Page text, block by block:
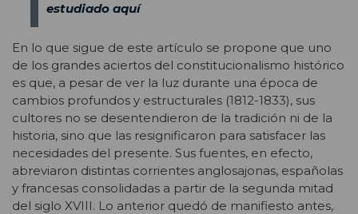
estudiado aquí
En lo que sigue de este artículo se propone que uno
de los grandes aciertos del constitucionalismo histórico
es que, a pesar de ver la luz durante una época de
cambios profundos y estructurales (1812-1833), sus
cultores no se desentendieron de la tradición ni de la
historia, sino que las resignificaron para satisfacer las
necesidades del presente. Sus fuentes, en efecto,
abreviaron distintas corrientes anglosajonas, españolas
y francesas consolidadas a partir de la segunda mitad
del siglo XVIII. Lo anterior quedó de manifiesto antes,